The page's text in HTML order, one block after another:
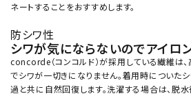
ネートすることをおすすめします。
防シワ性
シワが気にならないのでアイロ
concorde（コンコルド）が採用している繊維は
でシワが一切きになりません。着用時についた
過と共に自然回復します。洗濯する場合は、脱